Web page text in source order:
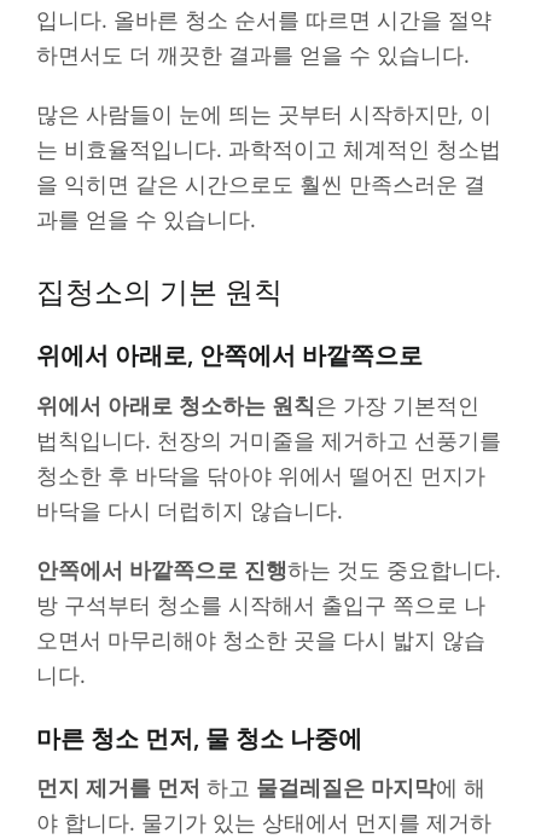
입니다. 올바른 청소 순서를 따르면 시간을 절약
하면서도 더 깨끗한 결과를 얻을 수 있습니다.
많은 사람들이 눈에 띄는 곳부터 시작하지만, 이
는 비효율적입니다. 과학적이고 체계적인 청소법
을 익히면 같은 시간으로도 훨씬 만족스러운 결
과를 얻을 수 있습니다.
집청소의 기본 원칙
위에서 아래로, 안쪽에서 바깥쪽으로
위에서 아래로 청소하는 원칙은 가장 기본적인
법칙입니다. 천장의 거미줄을 제거하고 선풍기를
청소한 후 바닥을 닦아야 위에서 떨어진 먼지가
바닥을 다시 더럽히지 않습니다.
안쪽에서 바깥쪽으로 진행하는 것도 중요합니다.
방 구석부터 청소를 시작해서 출입구 쪽으로 나
오면서 마무리해야 청소한 곳을 다시 밟지 않습
니다.
마른 청소 먼저, 물 청소 나중에
먼지 제거를 먼저 하고 물걸레질은 마지막에 해
야 합니다. 물기가 있는 상태에서 먼지를 제거하